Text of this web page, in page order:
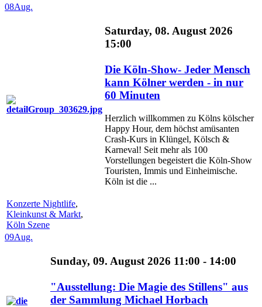
08Aug.
Saturday, 08. August 2026
15:00
Die Köln-Show- Jeder Mensch
kann Kölner werden - in nur
60 Minuten
Herzlich willkommen zu Kölns kölscher
Happy Hour, dem höchst amüsanten
Crash-Kurs in Klüngel, Kölsch &
Karneval! Seit mehr als 100
Vorstellungen begeistert die Köln-Show
Touristen, Immis und Einheimische.
Köln ist die ...
Konzerte Nightlife,
Kleinkunst & Markt,
Köln Szene
09Aug.
Sunday, 09. August 2026 11:00 - 14:00
"Ausstellung: Die Magie des Stillens" aus
der Sammlung Michael Horbach